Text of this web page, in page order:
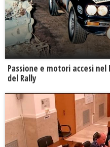
Passione e motori accesi
del Rally